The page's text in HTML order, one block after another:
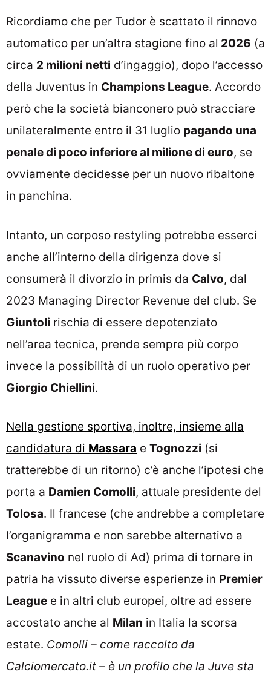
Ricordiamo che per Tudor è scattato il rinnovo
automatico per un’altra stagione fino al 2026 (a
circa 2 milioni netti d’ingaggio), dopo l’accesso
della Juventus in Champions League. Accordo
però che la società bianconero può stracciare
unilateralmente entro il 31 luglio pagando una
penale di poco inferiore al milione di euro, se
ovviamente decidesse per un nuovo ribaltone
in panchina.
Intanto, un corposo restyling potrebbe esserci
anche all’interno della dirigenza dove si
consumerà il divorzio in primis da Calvo, dal
2023 Managing Director Revenue del club. Se
Giuntoli rischia di essere depotenziato
nell’area tecnica, prende sempre più corpo
invece la possibilità di un ruolo operativo per
Giorgio Chiellini.
Nella gestione sportiva, inoltre, insieme alla
candidatura di Massara e Tognozzi (si
tratterebbe di un ritorno) c’è anche l’ipotesi che
porta a Damien Comolli, attuale presidente del
Tolosa. Il francese (che andrebbe a completare
l’organigramma e non sarebbe alternativo a
Scanavino nel ruolo di Ad) prima di tornare in
patria ha vissuto diverse esperienze in Premier
League e in altri club europei, oltre ad essere
accostato anche al Milan in Italia la scorsa
estate. Comolli – come raccolto da
Calciomercato.it – è un profilo che la Juve sta